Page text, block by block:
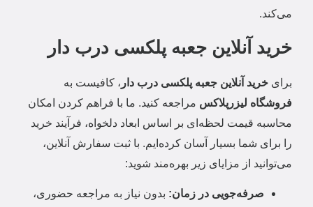
می‌کند.
خرید آنلاین جعبه پلکسی درب دار
برای خرید آنلاین جعبه پلکسی درب دار ، کافیست به
فروشگاه لیزرپلاکس مراجعه کنید. ما با فراهم کردن امکان
محاسبه قیمت لحظه‌ای بر اساس ابعاد دلخواه، فرآیند خرید
را برای شما بسیار آسان کرده‌ایم. با ثبت سفارش آنلاین،
می‌توانید از مزایای زیر بهره‌مند شوید:
صرفه‌جویی در زمان: بدون نیاز به مراجعه حضوری،